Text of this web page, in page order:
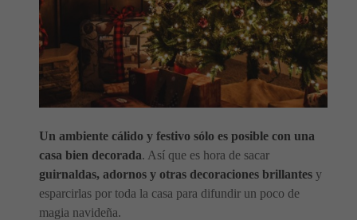
Un ambiente cálido y festivo sólo es posible con una
casa bien decorada. Así que es hora de sacar
guirnaldas, adornos y otras decoraciones brillantes y
esparcirlas por toda la casa para difundir un poco de
magia navideña.